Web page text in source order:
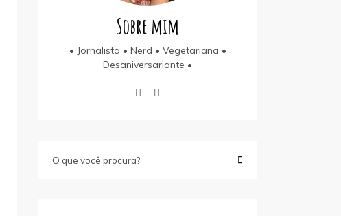
Sobre mim
• Jornalista • Nerd • Vegetariana •
Desaniversariante •